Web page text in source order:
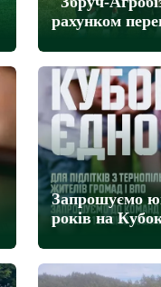
рахунком
Запрошуємо
років на